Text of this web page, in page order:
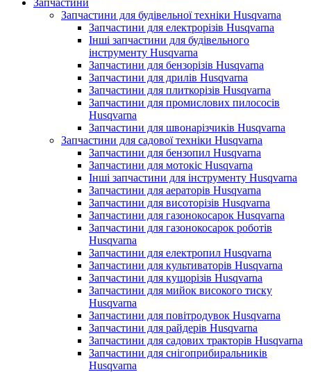
Запчастини
Запчастини для будівельної техніки Husqvarna
Запчастини для електрорізів Husqvarna
Інші запчастини для будівельного
інструменту Husqvarna
Запчастини для бензорізів Husqvarna
Запчастини для дрилів Husqvarna
Запчастини для плиткорізів Husqvarna
Запчастини для промислових пилососів
Husqvarna
Запчастини для швонарізчиків Husqvarna
Запчастини для садової техніки Husqvarna
Запчастини для бензопил Husqvarna
Запчастини для мотокіс Husqvarna
Інші запчастини для інструменту Husqvarna
Запчастини для аераторів Husqvarna
Запчастини для висоторізів Husqvarna
Запчастини для газонокосарок Husqvarna
Запчастини для газонокосарок роботів
Husqvarna
Запчастини для електропил Husqvarna
Запчастини для культиваторів Husqvarna
Запчастини для кущорізів Husqvarna
Запчастини для мийок високого тиску
Husqvarna
Запчастини для повітродувок Husqvarna
Запчастини для райдерів Husqvarna
Запчастини для садових тракторів Husqvarna
Запчастини для снігоприбиральників
Husqvarna